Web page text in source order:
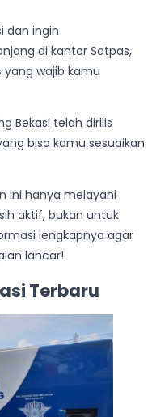
dan ingin
di kantor Satpas,
yang wajib kamu
Bekasi telah dirilis
bisa kamu sesuaikan
ini hanya melayani
aktif, bukan untuk
lengkapnya agar
lancar!
Terbaru